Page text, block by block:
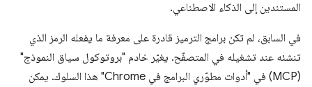
المستندين إلى الذكاء الاصطناعي.
في السابق، لم تكن برامج الترميز قادرة على معرفة ما يفعله الرمز الذي
تنشئه عند تشغيله في المتصفّح. يغيّر خادم "بروتوكول سياق النموذج"
(MCP) في "أدوات مطوّري البرامج في Chrome" هذا السلوك. يمكن